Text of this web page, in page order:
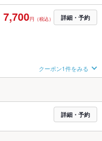
7,700円（税込） 詳細・予約
クーポン1件をみる
詳細・予約